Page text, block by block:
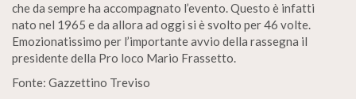
che da sempre ha accompagnato l’evento. Questo è infatti
nato nel 1965 e da allora ad oggi si è svolto per 46 volte.
Emozionatissimo per l’importante avvio della rassegna il
presidente della Pro loco Mario Frassetto.
Fonte: Gazzettino Treviso